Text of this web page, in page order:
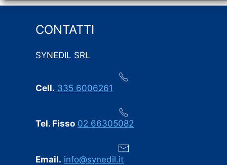
rispetto scrupoloso delle tempistiche concordate: i
previsti, senza i ritardi che purtroppo capitano spesso
in questo settore. Ogni eventuale imprevisto è stato
dell’ultimo minuto.
Professionalità, puntualità e cura dei dettagli:
consigliamo vivamente SYNEDIL a chiunque stia
CONTATTI
SYNEDIL SRL
Cell. 335 6006261
Tel. Fisso 02 66305082
Email. info@synedil.it